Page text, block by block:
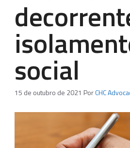
social
15 de outubro de 2021 PorCHC